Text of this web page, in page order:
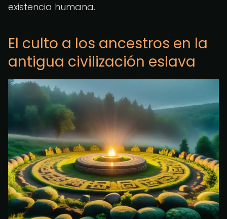
existencia humana.
El culto a los ancestros en la
antigua civilización eslava